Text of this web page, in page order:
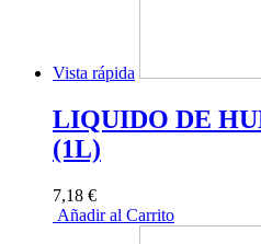
Vista rápida
LIQUIDO DE
(1L)
7,18 €
Añadir al Carrito